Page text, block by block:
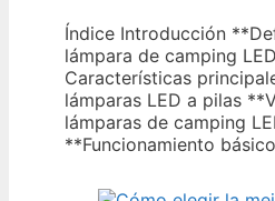
Índice Introducción
lámpara de camping
Características
lámparas LED a pilas
lámparas de camping
**Funcionamiento